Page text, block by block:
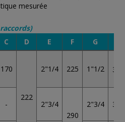
mesurée
C D E F G
170
222
2"1/4 225 1"1/2 308
-
2"3/4
290
2"3/4 325